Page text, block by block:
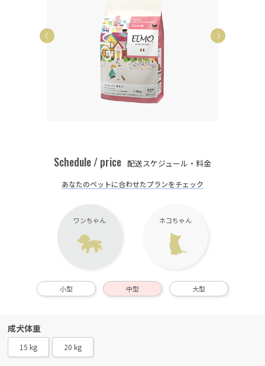
Schedule / price 配送スケジュール・料金
あなたのペットに合わせたプランをチェック
ワンちゃん ネコちゃん
小型 中型 大型
成犬体重
15 kg 20 kg